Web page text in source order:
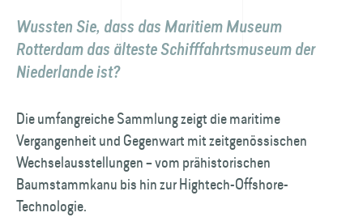
Wussten Sie, dass das Maritiem Museum
Rotterdam das älteste Schiff­fahrts­museum der
Niederlande ist?
Die umfangreiche Sammlung zeigt die maritime
Vergangenheit und Gegenwart mit zeit­genössischen
Wechsel­ausstellungen – vom prähistorischen
Baumstammkanu bis hin zur Hightech-Offshore-
Technologie.